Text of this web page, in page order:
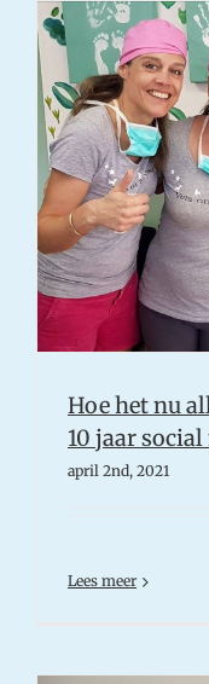
Hoe het nu
10 jaar
april 2nd, 2021
Lees meer